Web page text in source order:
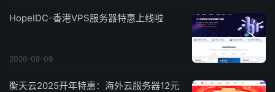
HopeIDC-香港VPS服务器特惠上线啦
2026-08-09
衡天云2025开年特惠：海外云服务器12元